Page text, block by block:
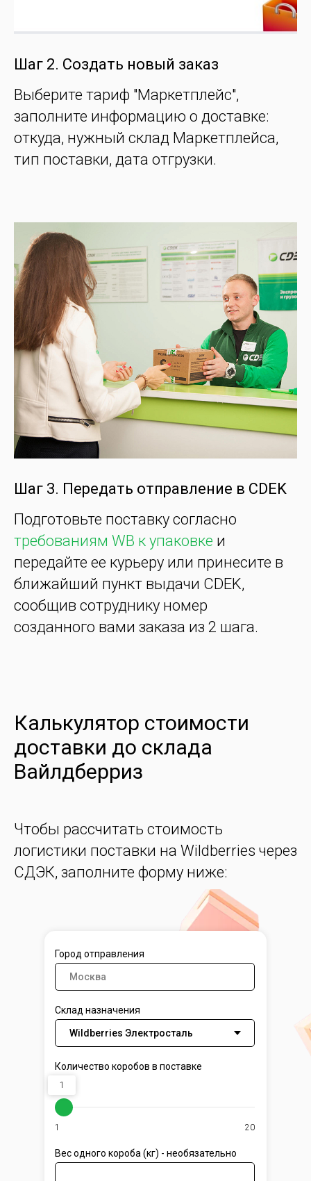
Шаг 2. Создать новый заказ
Выберите тариф "Маркетплейс",
заполните информацию о доставке:
откуда, нужный склад Маркетплейса,
тип поставки, дата отгрузки.
Шаг 3. Передать отправление в CDEK
Подготовьте поставку согласно
требованиям WB к упаковке и
передайте ее курьеру или принесите в
ближайший пункт выдачи CDEK,
сообщив сотруднику номер
созданного вами заказа из 2 шага.
Калькулятор стоимости
доставки до склада
Вайлдберриз
Чтобы рассчитать стоимость
логистики поставки на Wildberries через
СДЭК, заполните форму ниже:
Город отправления
Склад назначения
Количество коробов в поставке
1
1 20
Вес одного короба (кг) - необязательно